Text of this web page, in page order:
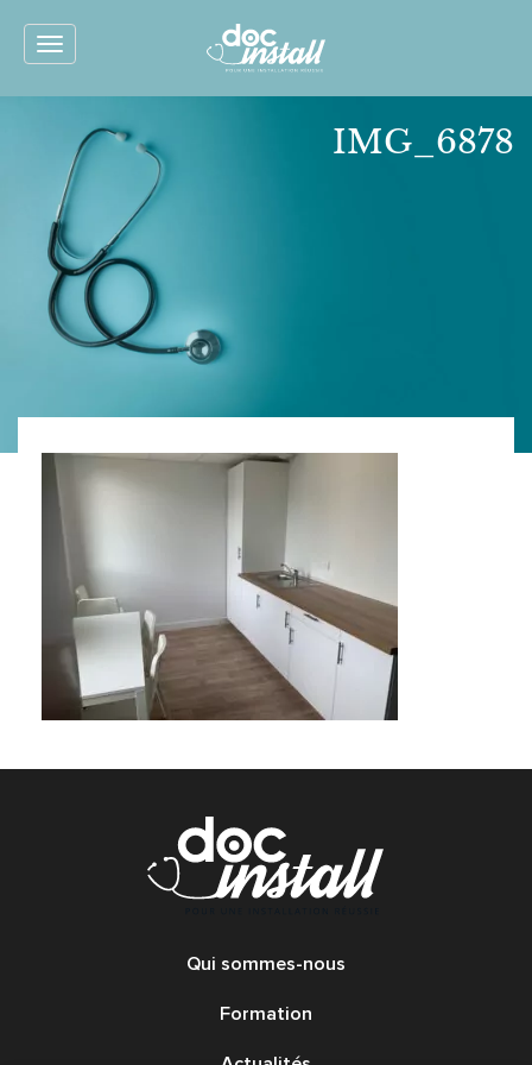
Toggle
IMG_6878
Qui sommes-nous
Formation